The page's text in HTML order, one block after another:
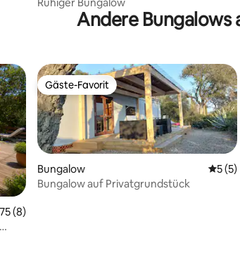
Andere Bungalows
Bewertung: 4,75 von 5, 8
(8)
Gäste-Favorit
Gäste-Favorit
Bungalow
5 (5)
Bungalow auf Privatgrundstück